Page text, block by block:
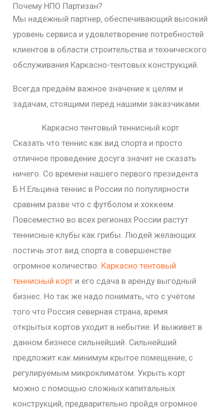
Почему НПО Партизан?
Мы надежный партнер, обеспечивающий высокий
уровень сервиса и удовлетворение потребностей
клиентов в области строительства и технического
обслуживания Каркасно-тентовых конструкций.
Всегда предаём важное значение к целям и
задачам, стоящими перед нашими заказчиками.
Каркасно тентовый теннисный корт
Сказать что теннис как вид спорта и просто
отличное проведение досуга значит не сказать
ничего. Со времени нашего первого президента
Б.Н.Ельцина теннис в России по популярности
сравним разве что с футболом и хоккеем.
Повсеместно во всех регионах России растут
теннисные клубы как грибы. Людей желающих
постичь этот вид спорта в совершенстве
огромное количество. Каркасно тентовый
теннисный корт и его сдача в аренду выгодный
бизнес. Но так же надо понимать, что с учётом
того что Россия северная страна, время
открытых кортов уходит в небытие. И выживет в
данном бизнесе сильнейший. Сильнейший
предложит как минимум крытое помещение, с
регулируемым микроклиматом. Укрыть корт
можно с помощью сложных капитальных
конструкций, предварительно пройдя огромное